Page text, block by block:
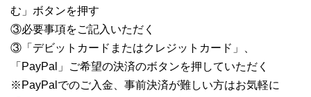
む」ボタンを押す
③必要事項をご記入いただく
③「デビットカードまたはクレジットカード」、
「PayPal」ご希望の決済のボタンを押していただく
※PayPalでのご入金、事前決済が難しい方はお気軽に